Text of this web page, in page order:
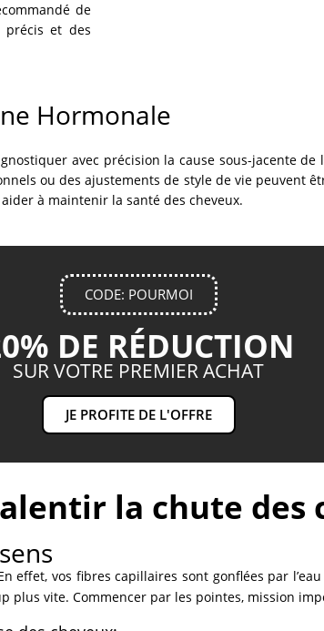
de
précis et des
Hormonale
avec précision la cause sous-jacente
ou des ajustements de style de vie peuvent
à maintenir la santé des cheveux.
CODE: POURMOI
DE RÉDUCTION
SUR VOTRE PREMIER ACHAT
JE PROFITE DE L'OFFRE
la chute des
effet, vos fibres capillaires sont gonflées par
plus vite. Commencer par les pointes, mission